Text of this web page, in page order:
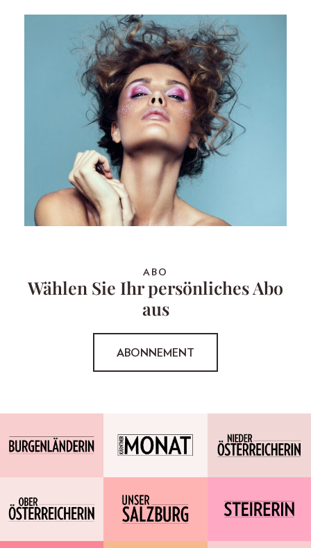
ABO
Wählen Sie Ihr persönliches Abo
aus
ABONNEMENT